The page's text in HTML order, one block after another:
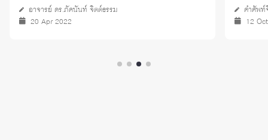
อาจารย์ ดร.ภัคนันท์ จิตต์ธรรม
20 Apr 2022
คำศัพท์
12